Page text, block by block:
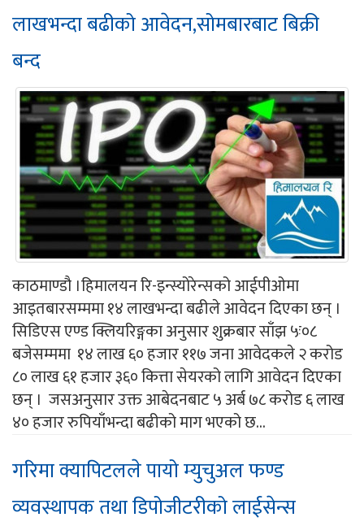
लाखभन्दा बढीको आवेदन,सोमबारबाट बिक्री
बन्द
काठमाण्डौ ।हिमालयन रि-इन्स्योरेन्सको आईपीओमा
आइतबारसम्ममा १४ लाखभन्दा बढीले आवेदन दिएका छन् ।
सिडिएस एण्ड क्लियरिङ्गका अनुसार शुक्रबार साँझ ५ः०८
बजेसम्ममा १४ लाख ६० हजार ११७ जना आवेदकले २ करोड
८० लाख ६१ हजार ३६० कित्ता सेयरको लागि आवेदन दिएका
छन् । जसअनुसार उक्त आबेदनबाट ५ अर्ब ७८ करोड ६ लाख
४० हजार रुपियाँभन्दा बढीको माग भएको छ...
गरिमा क्यापिटलले पायो म्युचुअल फण्ड
व्यवस्थापक तथा डिपोजीटरीको लाईसेन्स